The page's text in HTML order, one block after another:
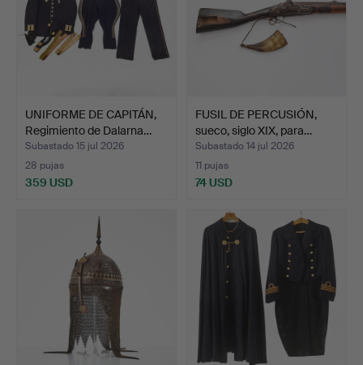
UNIFORME DE CAPITÁN,
Regimiento de Dalarna…
Subastado 15 jul 2026
28 pujas
359 USD
FUSIL DE PERCUSIÓN,
sueco, siglo XIX, para…
Subastado 14 jul 2026
11 pujas
74 USD